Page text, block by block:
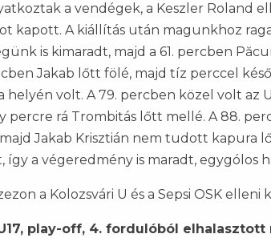
a vendégek, a Keszler Roland
kapott. A kiállítás után magunkhoz
is kimaradt, majd a 61. percben
Jakab lőtt fölé, majd tíz perccel
helyén volt. A 79. percben közel volt az
percre rá Trombitás lőtt mellé. A 88.
Jakab Krisztián nem tudott kapura
így a végeredmény is maradt, egygólos
a Kolozsvári U és a Sepsi OSK
play-off, 4. fordulóból elhalasztott